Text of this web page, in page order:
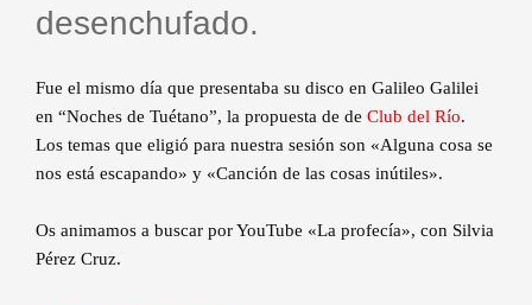
desenchufado.
Fue el mismo día que presentaba su disco en Galileo Galilei
en “Noches de Tuétano”, la propuesta de de Club del Río.
Los temas que eligió para nuestra sesión son «Alguna cosa se
nos está escapando» y «Canción de las cosas inútiles».
Os animamos a buscar por YouTube «La profecía», con Silvia
Pérez Cruz.